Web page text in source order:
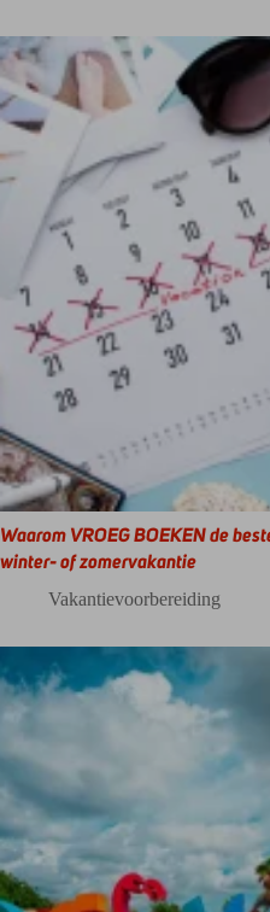
Waarom VROEG BOEKEN de
winter- of zomervakantie
Vakantievoorbereiding